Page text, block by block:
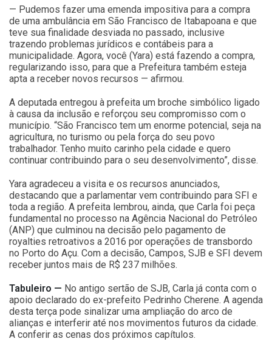
— Pudemos fazer uma emenda impositiva para a compra
de uma ambulância em São Francisco de Itabapoana e que
teve sua finalidade desviada no passado, inclusive
trazendo problemas jurídicos e contábeis para a
municipalidade. Agora, você (Yara) está fazendo a compra,
regularizando isso, para que a Prefeitura também esteja
apta a receber novos recursos — afirmou.
A deputada entregou à prefeita um broche simbólico ligado
à causa da inclusão e reforçou seu compromisso com o
município. “São Francisco tem um enorme potencial, seja na
agricultura, no turismo ou pela força do seu povo
trabalhador. Tenho muito carinho pela cidade e quero
continuar contribuindo para o seu desenvolvimento”, disse.
Yara agradeceu a visita e os recursos anunciados,
destacando que a parlamentar vem contribuindo para SFI e
toda a região. A prefeita lembrou, ainda, que Carla foi peça
fundamental no processo na Agência Nacional do Petróleo
(ANP) que culminou na decisão pelo pagamento de
royalties retroativos a 2016 por operações de transbordo
no Porto do Açu. Com a decisão, Campos, SJB e SFI devem
receber juntos mais de R$ 237 milhões.
Tabuleiro — No antigo sertão de SJB, Carla já conta com o
apoio declarado do ex-prefeito Pedrinho Cherene. A agenda
desta terça pode sinalizar uma ampliação do arco de
alianças e interferir até nos movimentos futuros da cidade.
A conferir as cenas dos próximos capítulos.